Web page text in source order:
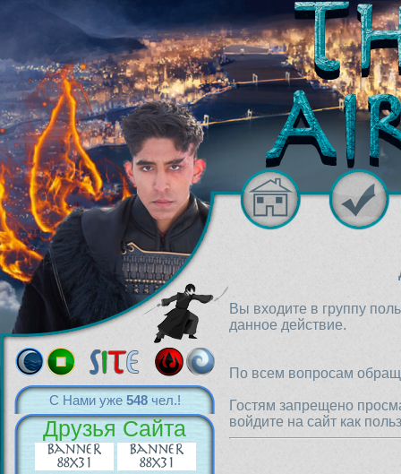
С Нами уже 548чел.!
Друзья Сайта
Вы входите в группу
данное действие.
По всем вопросам
Гостям запрещено
войдите на сайт как